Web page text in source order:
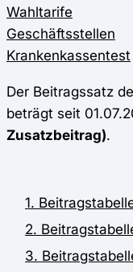
Wahltarife
Geschäftsstellen
Krankenkassentest
Der Beitragssatz
beträgt seit
Zusatzbeitrag).
1.
2.
3.